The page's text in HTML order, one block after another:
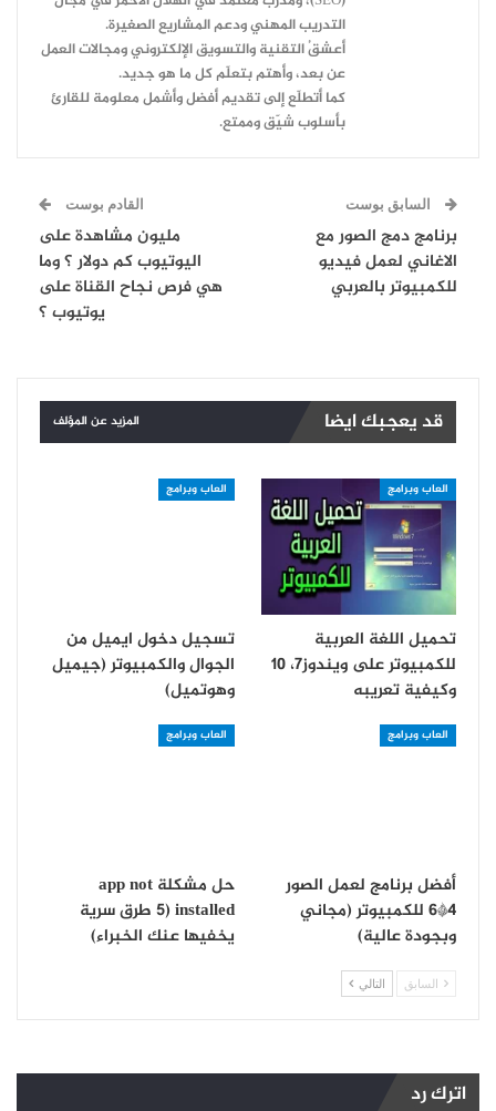
التدريب المهني ودعم المشاريع الصغيرة.
أعشقُ التقنية والتسويق الإلكتروني ومجالات العمل
عن بعد، وأهتم بتعلّم كل ما هو جديد.
كما أتطلّع إلى تقديم أفضل وأشمل معلومة للقارئ
بأسلوب شيّق وممتع.
السابق بوست
برنامج دمج الصور مع
الاغاني لعمل فيديو
للكمبيوتر بالعربي
القادم بوست
مليون مشاهدة على
اليوتيوب كم دولار ؟ وما
هي فرص نجاح القناة على
يوتيوب ؟
قد يعجبك ايضا المزيد عن المؤلف
العاب وبرامج
تحميل اللغة العربية
للكمبيوتر على ويندوز7، 10
وكيفية تعريبه
العاب وبرامج
تسجيل دخول ايميل من
الجوال والكمبيوتر (جيميل
وهوتميل)
العاب وبرامج
أفضل برنامج لعمل الصور
4*6 للكمبيوتر (مجاني
وبجودة عالية)
العاب وبرامج
حل مشكلة app not
installed (5 طرق سرية
يخفيها عنك الخبراء)
السابق التالي
اترك رد